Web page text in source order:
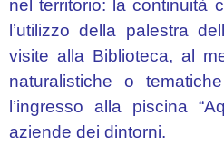
nel territorio: la continuità
l’utilizzo della palestra
visite alla Biblioteca, al
naturalistiche o
l’ingresso alla piscina
aziende dei dintorni.